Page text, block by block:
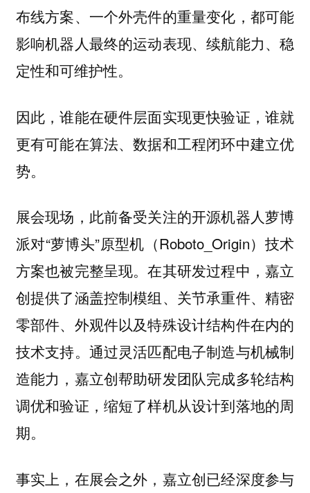
布线方案、一个外壳件的重量变化，都可能
影响机器人最终的运动表现、续航能力、稳
定性和可维护性。
因此，谁能在硬件层面实现更快验证，谁就
更有可能在算法、数据和工程闭环中建立优
势。
展会现场，此前备受关注的开源机器人萝博
派对“萝博头”原型机（Roboto_Origin）技术
方案也被完整呈现。在其研发过程中，嘉立
创提供了涵盖控制模组、关节承重件、精密
零部件、外观件以及特殊设计结构件在内的
技术支持。通过灵活匹配电子制造与机械制
造能力，嘉立创帮助研发团队完成多轮结构
调优和验证，缩短了样机从设计到落地的周
期。
事实上，在展会之外，嘉立创已经深度参与